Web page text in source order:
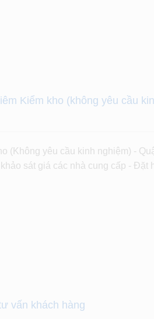
Kiểm kho (không yêu cầu
(Không yêu cầu kinh nghiệm) -
sát giá các nhà cung cấp - Đặt
vấn khách hàng